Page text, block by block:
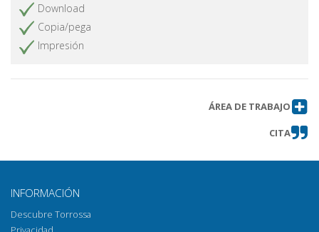
Download
Copia/pega
Impresión
ÁREA DE TRABAJO
CITA
INFORMACIÓN
Descubre Torrossa